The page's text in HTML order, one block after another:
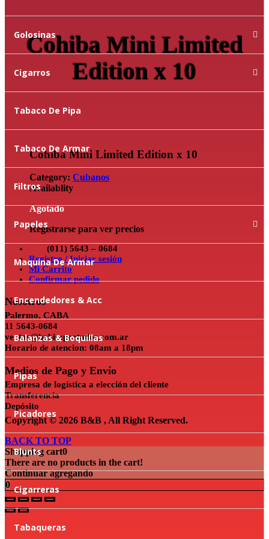
Golosinas
Cigarros
Tabaco De Pipa
Tabaco De Armar
Filtros
Papeles
Maquina De Armar
Encendedores & Acc
Balanzas & Boquillas
Pipas
Picadores
Blunts
Cigarreras
Tabaqueras
Cohiba Mini Limited
Edition x 10
Cohiba Mini Limited Edition x 10
Category: Cubanos
Availablity
Agotado
Registrarse para ver precios
(011) 5643 – 0684
Registro / Iniciar sesión
Mi Carrito
Confirmar pedido
Nosotros
Palermo, CABA
11 5643-0684
ventas@bybimportados.com.ar
Horario de atencion: 08am a 18pm
Medios de Pago y Envío
Empresa de logística a elección del cliente
Transferencia
Depósito
Copyright © 2026 B&B , All Right Reserved.
BACK TO TOP
Shopping cart0
There are no products in the cart!
Continuar agregando
0